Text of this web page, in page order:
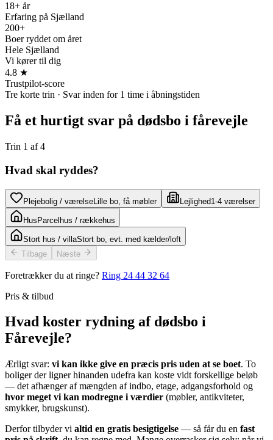
18+ år
Erfaring på Sjælland
200+
Boer ryddet om året
Hele Sjælland
Vi kører til dig
4.8 ★
Trustpilot-score
Tre korte trin · Svar inden for 1 time i åbningstiden
Få et hurtigt svar på dødsbo i fårevejle
Trin 1 af4
Hvad skal ryddes?
Plejebolig / værelseLille bo, få møbler Lejlighed1-4 værelser
HusParcelhus / rækkehus
Stort hus / villaStort bo, evt. med kælder/loft
Tilbage
Næste
Foretrækker du at ringe? Ring 24 44 32 64
Pris & tilbud
Hvad koster rydning af dødsbo i
Fårevejle?
Ærligt svar: vi kan ikke give en præcis pris uden at se boet. To
boliger der ligner hinanden udefra kan koste vidt forskellige beløb
— det afhænger af mængden af indbo, etage, adgangsforhold og
hvor meget vi kan modregne i værdier (møbler, antikviteter,
smykker, brugskunst).
Derfor tilbyder vi altid en gratis besigtigelse — så får du en fast